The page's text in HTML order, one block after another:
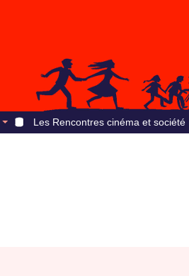
Les Rencontres cinéma et société